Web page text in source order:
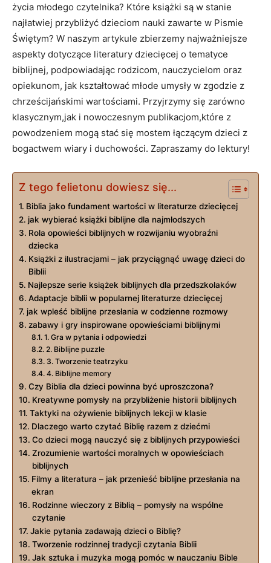
życia młodego czytelnika? Które książki są w stanie
najłatwiej przybliżyć dzieciom nauki zawarte w Pismie
Świętym? W naszym artykule zbierzemy najważniejsze
aspekty dotyczące literatury dziecięcej o tematyce
biblijnej, podpowiadając rodzicom, nauczycielom oraz
opiekunom, jak kształtować młode umysły w zgodzie z
chrześcijańskimi wartościami. Przyjrzymy się zarówno
klasycznym,jak i nowoczesnym publikacjom,które z
powodzeniem mogą stać się mostem łączącym dzieci z
bogactwem wiary i duchowości. Zapraszamy do lektury!
Z tego felietonu dowiesz się...
Biblia jako fundament wartości w literaturze dziecięcej
jak wybierać książki biblijne dla najmłodszych
Rola opowieści biblijnych w rozwijaniu wyobraźni
dziecka
Książki z ilustracjami – jak przyciągnąć uwagę dzieci do
Biblii
Najlepsze serie książek biblijnych dla przedszkolaków
Adaptacje biblii w popularnej literaturze dziecięcej
jak wpleść biblijne przesłania w codzienne rozmowy
zabawy i gry inspirowane opowieściami biblijnymi
1. Gra w pytania i odpowiedzi
2. Biblijne puzzle
3. Tworzenie teatrzyku
4. Biblijne memory
Czy Biblia dla dzieci powinna być uproszczona?
Kreatywne pomysły na przybliżenie historii biblijnych
Taktyki na ożywienie biblijnych lekcji w klasie
Dlaczego warto czytać Biblię razem z dziećmi
Co dzieci mogą nauczyć się z biblijnych przypowieści
Zrozumienie wartości moralnych w opowieściach
biblijnych
Filmy a literatura – jak przenieść biblijne przesłania na
ekran
Rodzinne wieczory z Biblią – pomysły na wspólne
czytanie
Jakie pytania zadawają dzieci o Biblię?
Tworzenie rodzinnej tradycji czytania Biblii
Jak sztuka i muzyka mogą pomóc w nauczaniu Bible